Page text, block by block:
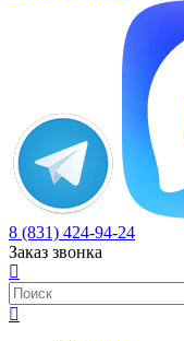
8 (831) 424-94-24
Заказ звонка